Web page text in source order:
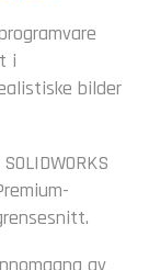
i
bilder
av